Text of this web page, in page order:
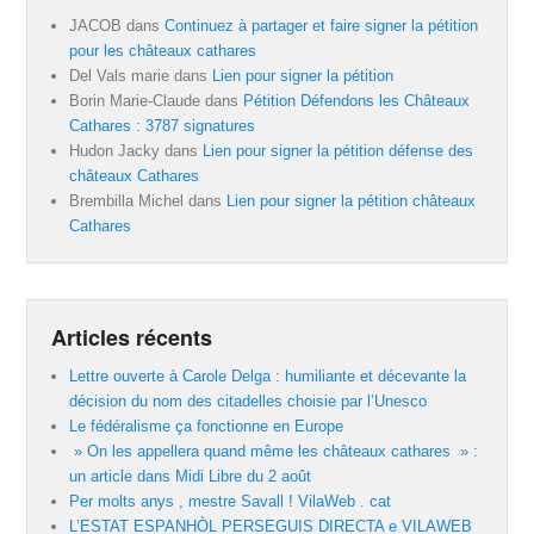
JACOB dansContinuez à partager et faire signer la pétition
pour les châteaux cathares
Del Vals marie dans Lien pour signer la pétition
Borin Marie-Claude dans Pétition Défendons les Châteaux
Cathares : 3787 signatures
Hudon Jacky dans Lien pour signer la pétition défense des
châteaux Cathares
Brembilla Michel dans Lien pour signer la pétition châteaux
Cathares
Articles récents
Lettre ouverte à Carole Delga : humiliante et décevante la
décision du nom des citadelles choisie par l’Unesco
Le fédéralisme ça fonctionne en Europe
» On les appellera quand même les châteaux cathares » :
un article dans Midi Libre du 2 août
Per molts anys , mestre Savall ! VilaWeb . cat
L’ESTAT ESPANHÒL PERSEGUIS DIRECTA e VILAWEB